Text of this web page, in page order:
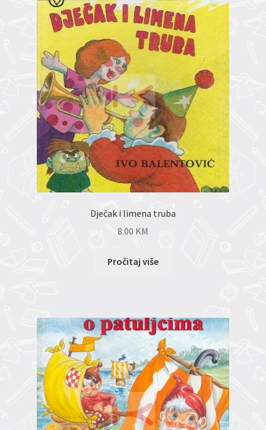
Dječak i limena truba
8.00 KM
Pročitaj više